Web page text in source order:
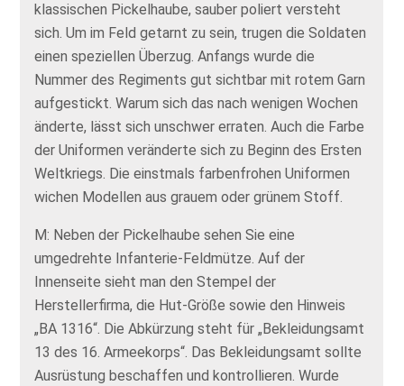
klassischen Pickelhaube, sauber poliert versteht
sich. Um im Feld getarnt zu sein, trugen die Soldaten
einen speziellen Überzug. Anfangs wurde die
Nummer des Regiments gut sichtbar mit rotem Garn
aufgestickt. Warum sich das nach wenigen Wochen
änderte, lässt sich unschwer erraten. Auch die Farbe
der Uniformen veränderte sich zu Beginn des Ersten
Weltkriegs. Die einstmals farbenfrohen Uniformen
wichen Modellen aus grauem oder grünem Stoff.
M: Neben der Pickelhaube sehen Sie eine
umgedrehte Infanterie-Feldmütze. Auf der
Innenseite sieht man den Stempel der
Herstellerfirma, die Hut-Größe sowie den Hinweis
„BA 1316“. Die Abkürzung steht für „Bekleidungsamt
13 des 16. Armeekorps“. Das Bekleidungsamt sollte
Ausrüstung beschaffen und kontrollieren. Wurde